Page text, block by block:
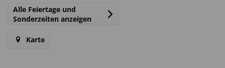
Alle Feiertage und
Sonderzeiten anzeigen
Karte